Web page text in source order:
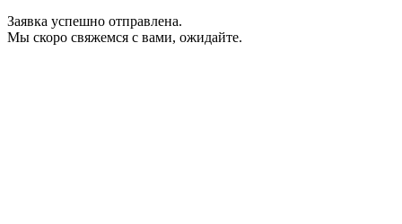
Заявка успешно отправлена.
Мы скоро свяжемся с вами, ожидайте.